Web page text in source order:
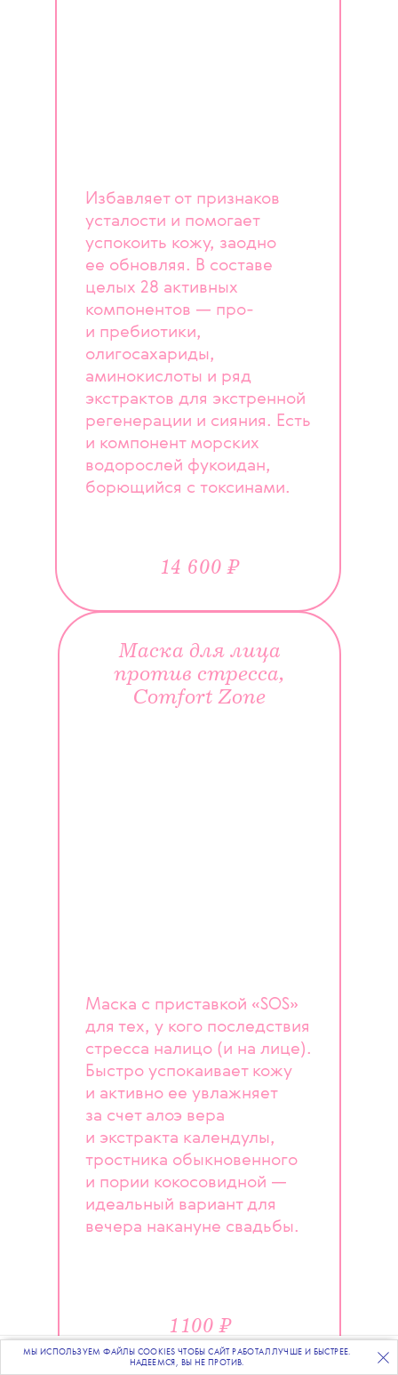
ПОДПИСЫВАЙТЕСЬНА НАШУ ВЕЧЕРНЮЮ РАССЫЛКУ
Избавляет от признаков
усталости и помогает
успокоить кожу, заодно
ее обновляя. В составе
целых 28 активных
компонентов — про-
и пребиотики,
олигосахариды,
аминокислоты и ряд
экстрактов для экстренной
регенерации и сияния. Есть
и компонент морских
водорослей фукоидан,
борющийся с токсинами.
14 600 ₽
Маска для лица
против стресса,
Comfort Zone
Маска с приставкой «SOS»
для тех, у кого последствия
стресса налицо (и на лице).
Быстро успокаивает кожу
и активно ее увлажняет
за счет алоэ вера
и экстракта календулы,
тростника обыкновенного
и пории кокосовидной —
идеальный вариант для
вечера накануне свадьбы.
1100 ₽
МЫ ИСПОЛЬЗУЕМ ФАЙЛЫ COOKIES ЧТОБЫ САЙТ РАБОТАЛ ЛУЧШЕ И БЫСТРЕЕ.
НАДЕЕМСЯ, ВЫ НЕ ПРОТИВ.